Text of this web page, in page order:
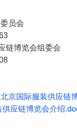
员会
链博览会组委会
京国际服装供应链
应链博览会介绍